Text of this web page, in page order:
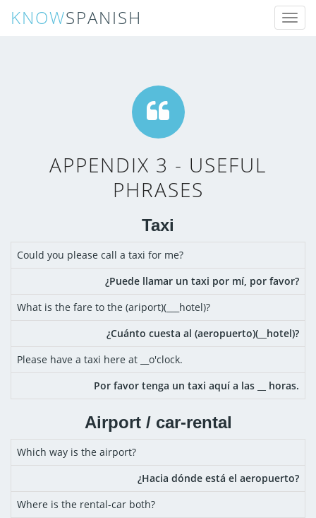
Toggle
KNOWSPANISH
APPENDIX 3 - USEFUL
PHRASES
Taxi
Could you please call a taxi for me?
¿Puede llamar un taxi por mí, por favor?
What is the fare to the (ariport)(___hotel)?
¿Cuánto cuesta al (aeropuerto)(__hotel)?
Please have a taxi here at __o'clock.
Por favor tenga un taxi aquí a las __ horas.
Airport / car-rental
Which way is the airport?
¿Hacia dónde está el aeropuerto?
Where is the rental-car both?